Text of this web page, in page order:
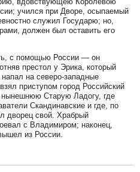
учился при Дворе, осыпаемый
служил Государю; но,
должен был оставить его
с помощью России — он
престол у Эрика, который
на северо-западные
приступом город Российский
нынешнюю Старую Ладогу, где
Скандинавские и где, по
дворец свой. Храбрый
с Владимиром; наконец,
из России.